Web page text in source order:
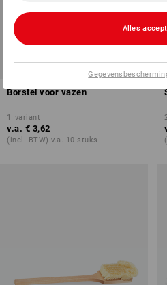
Borstel voor vazen
1 variant
v.a. € 3,62
(incl. BTW) v.a. 10 stuks
Alles